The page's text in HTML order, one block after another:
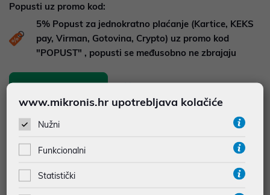
Popusti uz promo kod:
5% Popust za jednokratno plaćanje (Kartice, KEKS
pay, Virman, Gotovina, Crypto) uz promo kod
"POPUST" , popusti se međusobno ne zbrajaju
najam za pravne osobe od 12 do 36 mj. već od
www.mikronis.hr upotrebljava kolačiće
Nužni
Funkcionalni
Statistički